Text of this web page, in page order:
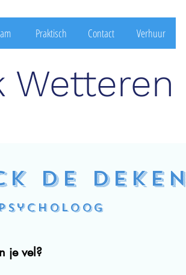
Praktisch Contact Verhuur
Wetteren
de deken
je vel?